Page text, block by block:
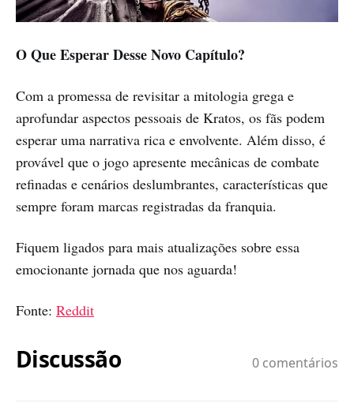
O Que Esperar Desse Novo Capítulo?
Com a promessa de revisitar a mitologia grega e
aprofundar aspectos pessoais de Kratos, os fãs podem
esperar uma narrativa rica e envolvente. Além disso, é
provável que o jogo apresente mecânicas de combate
refinadas e cenários deslumbrantes, características que
sempre foram marcas registradas da franquia.​
Fiquem ligados para mais atualizações sobre essa
emocionante jornada que nos aguarda!
Fonte: Reddit